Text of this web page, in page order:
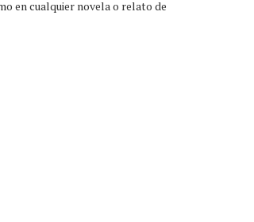
en cualquier novela o relato de